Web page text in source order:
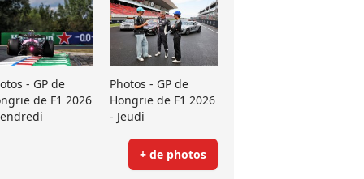
- GP de
de F1 2026
Photos - GP de
Hongrie de F1 2026
- Jeudi
+ de photos